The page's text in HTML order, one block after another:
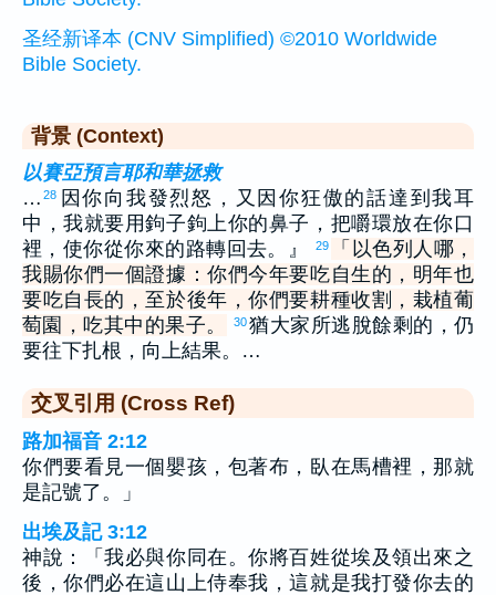
圣经新译本 (CNV Simplified) ©2010 Worldwide
Bible Society.
背景 (Context)
以賽亞預言耶和華拯救
… 28 因你向我發烈怒，又因你狂傲的話達到我耳
中，我就要用鉤子鉤上你的鼻子，把嚼環放在你口
裡，使你從你來的路轉回去。』
29
「以色列人哪，
我賜你們一個證據：你們今年要吃自生的，明年也
要吃自長的，至於後年，你們要耕種收割，栽植葡
萄園，吃其中的果子。
30猶大家所逃脫餘剩的，仍
要往下扎根，向上結果。…
交叉引用 (Cross Ref)
路加福音 2:12
你們要看見一個嬰孩，包著布，臥在馬槽裡，那就
是記號了。」
出埃及記 3:12
神說：「我必與你同在。你將百姓從埃及領出來之
後，你們必在這山上侍奉我，這就是我打發你去的